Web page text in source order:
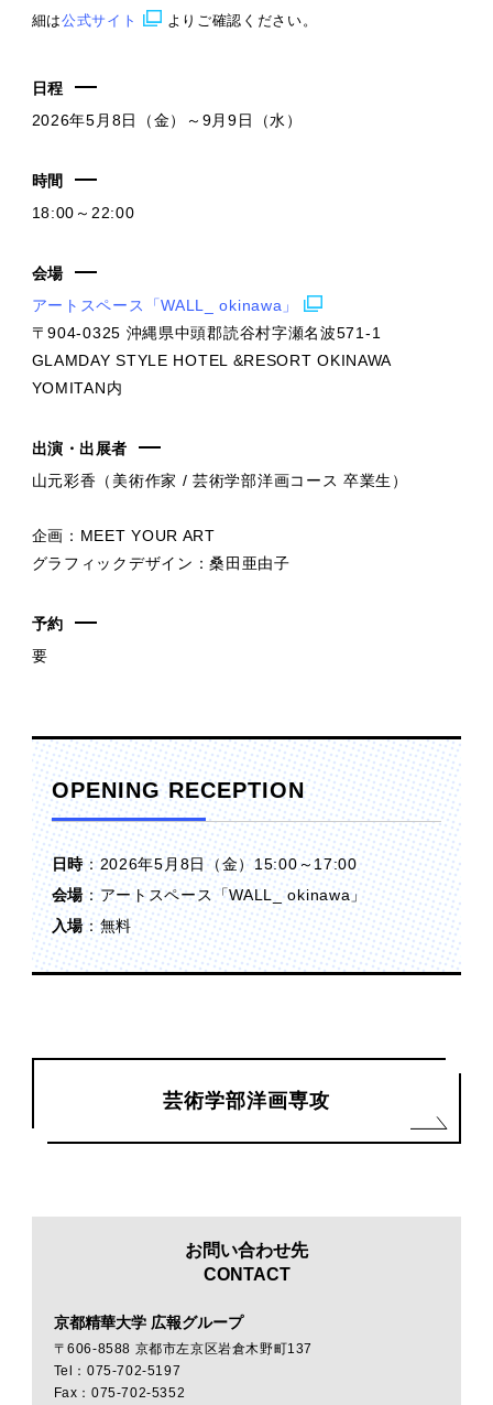
細は公式サイト よりご確認ください。
日程
2026年5月8日（金）～9月9日（水）
時間
18:00～22:00
会場
アートスペース「WALL_ okinawa」
〒904-0325 沖縄県中頭郡読谷村字瀬名波571-1
GLAMDAY STYLE HOTEL &RESORT OKINAWA
YOMITAN内
出演・出展者
山元彩香（美術作家 / 芸術学部洋画コース 卒業生）
企画：MEET YOUR ART
グラフィックデザイン：桑田亜由子
予約
要
OPENING RECEPTION
日時：2026年5月8日（金）15:00～17:00
会場：アートスペース「WALL_ okinawa」
入場：無料
芸術学部洋画専攻
お問い合わせ先
CONTACT
京都精華大学 広報グループ
〒606-8588 京都市左京区岩倉木野町137
Tel：075-702-5197
Fax：075-702-5352